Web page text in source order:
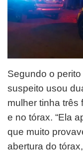
Segundo o
suspeito usou
mulher tinha três
e no tórax. “Ela
que muito
abertura do